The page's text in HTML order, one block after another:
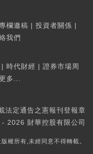
欄邀稿 | 投資者關係 |
我們
| 時代財經 | 證券市場周
多...
法定通告之憲報刊登報章
2026 財華控股有限公司
權所有,未經同意不得轉載。